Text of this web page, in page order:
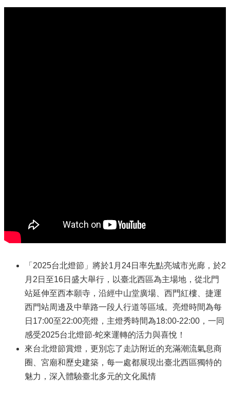
「2025台北燈節」將於1月24日率先點亮城市光廊，於2
月2日至16日盛大舉行，以臺北西區為主場地，從北門
站延伸至西本願寺，沿經中山堂廣場、西門紅樓、捷運
西門站周邊及中華路一段人行道等區域。亮燈時間為每
日17:00至22:00亮燈，主燈秀時間為18:00-22:00，一同
感受2025台北燈節-蛇來運轉的活力與喜悅！
來台北燈節賞燈，更別忘了走訪附近的充滿潮流氣息商
圈、宮廟和歷史建築，每一處都展現出臺北西區獨特的
魅力，深入體驗臺北多元的文化風情